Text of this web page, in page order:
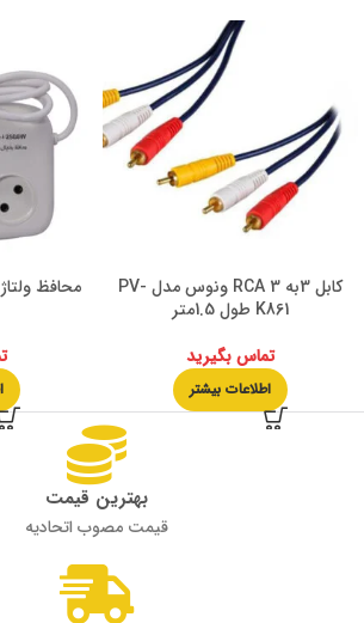
کابل 3به 3 RCA ونوس مدل PV-
K861 طول 1.5متر
تماس بگیرید
اطلاعات بیشتر
بهترین قیمت
قیمت مصوب اتحادیه